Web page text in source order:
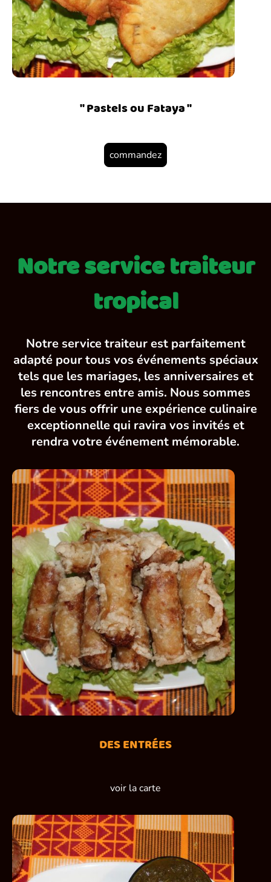
" Pastels ou Fataya "
commandez
Notre service traiteur
tropical
Notre service traiteur est parfaitement
adapté pour tous vos événements spéciaux
tels que les mariages, les anniversaires et
les rencontres entre amis. Nous sommes
fiers de vous offrir une expérience culinaire
exceptionnelle qui ravira vos invités et
rendra votre événement mémorable.
DES ENTRÉES
voir la carte